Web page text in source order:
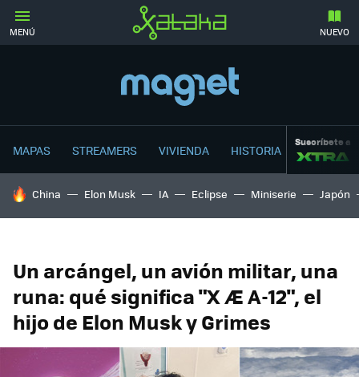
MENÚ NUEVO
MAPAS STREAMERS VIVIENDA HISTORIA Suscríbete a
HOY SE HABLA DE
China Elon Musk IA Eclipse Miniserie Japón
Un arcángel, un avión militar, una
runa: qué significa "X Æ A-12", el
hijo de Elon Musk y Grimes